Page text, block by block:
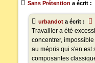
Sans Prétention a écrit :
urbandot a écrit :
Travailler a été
concentrer,
au mépris qui s'en est
composantes